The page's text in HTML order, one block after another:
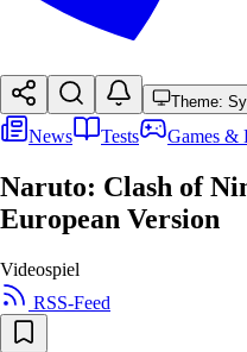
Theme:
News Tests Games &
Naruto: Clash of
European Version
Videospiel
RSS-Feed